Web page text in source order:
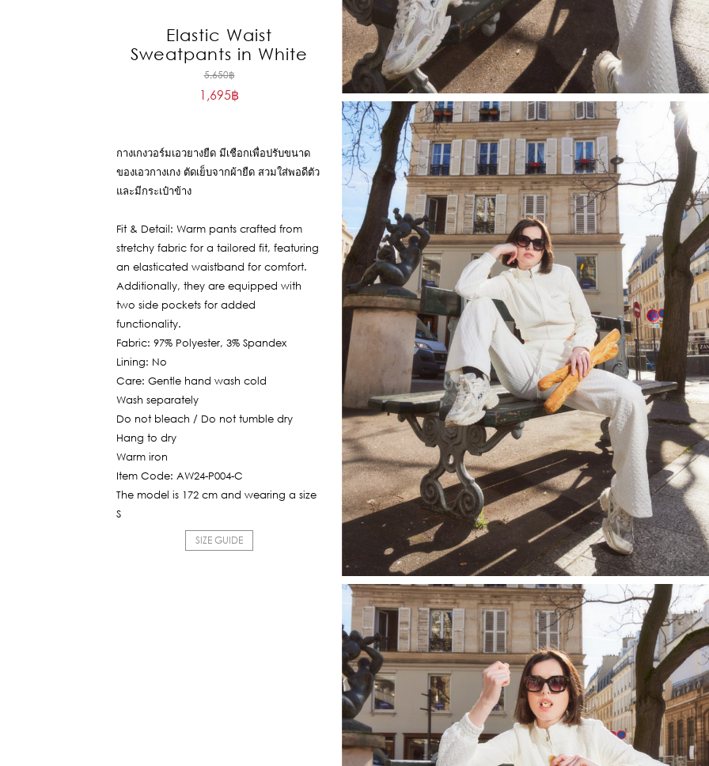
Elastic Waist
Sweatpants in White
5,650฿Original
price
1,695฿
is:
1,695฿.
กางเกงวอร์มเอวยางยืด มีเชือกเพื่อปรับขนาด
ของเอวกางเกง ตัดเย็บจากผ้ายืด สวมใส่พอดีตัว
และมีกระเป๋าข้าง
Fit & Detail: Warm pants crafted from
stretchy fabric for a tailored fit, featuring
an elasticated waistband for comfort.
Additionally, they are equipped with
two side pockets for added
functionality.
Fabric: 97% Polyester, 3% Spandex
Lining: No
Care: Gentle hand wash cold
Wash separately
Do not bleach / Do not tumble dry
Hang to dry
Warm iron
Item Code: AW24-P004-C
The model is 172 cm and wearing a size
S
SIZE GUIDE